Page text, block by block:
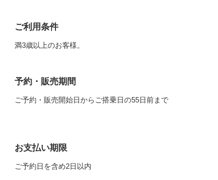
ご利用条件
満3歳以上のお客様。
予約・販売期間
ご予約・販売開始日からご搭乗日の55日前まで
お支払い期限
ご予約日を含め2日以内